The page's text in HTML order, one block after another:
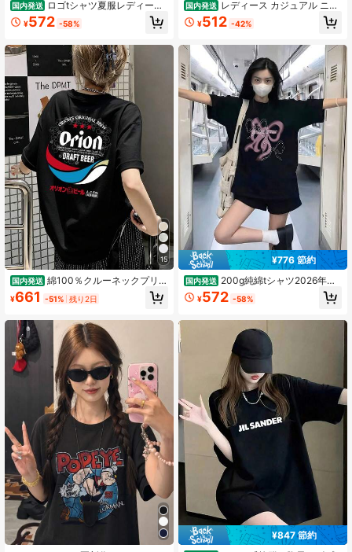
4.59
国内発送 ロゴtシャツ夏服レディース
ファッションtシャツ 半袖オフィス
カジュアル200グラム綿ゆったりプ
プス
¥572 -58%
15
国内発送 綿100％クルーネックプリン
ト半袖Tシャツ、女性用新作夏服、ス
タイリッシュなゆったりカジュアル
¥661 -51% 残り2日
国内発送 レディース カジュアル ニッ
ト グラフィック T シャツ、ラウンド
ネック 半袖 ドロップショルダー、レ
ピー デイリーウェア T シャツ
¥512 -42%
¥776 節約
国内発送 200g純綿tシャツ2026年夏
レディース新品半袖純綿少女柄プリ
ント半袖丸首カップルが着る丸首レ
¥572 -58%
¥847 節約